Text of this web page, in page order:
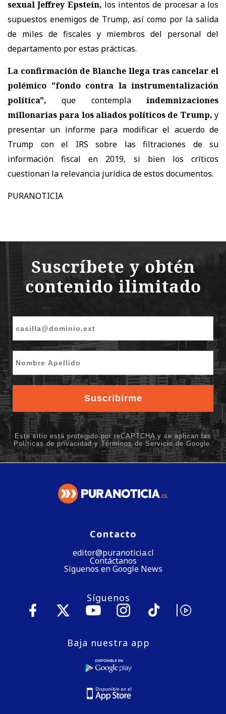
sexual Jeffrey Epstein, los intentos de procesar a los
supuestos enemigos de Trump, así como por la salida
de miles de fiscales y miembros del personal del
departamento por estas prácticas.
La confirmación de Blanche llega tras cancelar el
polémico "fondo contra la instrumentalización
política", que contempla indemnizaciones
millonarias para los aliados políticos de Trump, y
presentar un informe para modificar el acuerdo de
Trump con el IRS sobre las filtraciones de su
información fiscal en 2019, si bien los críticos
cuestionan la relevancia jurídica de estos documentos.
PURANOTICIA
Contacto
editor@puranoticia.cl
Contáctanos
Síguenos en Google News
Síguenos
Baja nuestra app